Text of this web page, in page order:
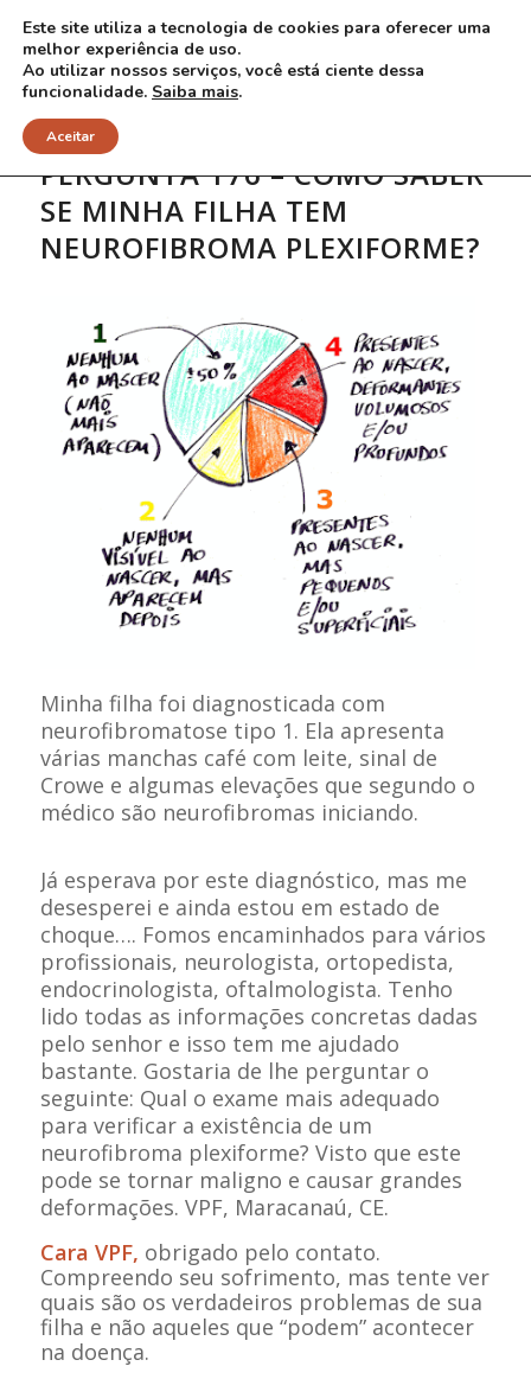
PERGUNTA 176 – COMO SABER
SE MINHA FILHA TEM
NEUROFIBROMA PLEXIFORME?
Minha filha foi diagnosticada com
neurofibromatose tipo 1. Ela apresenta
várias manchas café com leite, sinal de
Crowe e algumas elevações que segundo o
médico são neurofibromas iniciando.
Já esperava por este diagnóstico, mas me
desesperei e ainda estou em estado de
choque…. Fomos encaminhados para vários
profissionais, neurologista, ortopedista,
endocrinologista, oftalmologista. Tenho
lido todas as informações concretas dadas
pelo senhor e isso tem me ajudado
bastante. Gostaria de lhe perguntar o
seguinte: Qual o exame mais adequado
para verificar a existência de um
neurofibroma plexiforme? Visto que este
pode se tornar maligno e causar grandes
deformações. VPF, Maracanaú, CE.
Cara VPF, obrigado pelo contato.
Compreendo seu sofrimento, mas tente ver
quais são os verdadeiros problemas de sua
filha e não aqueles que “podem” acontecer
na doença.
Este site utiliza a tecnologia de cookies para oferecer uma
melhor experiência de uso.
Ao utilizar nossos serviços, você está ciente dessa
funcionalidade. Saiba mais.
Aceitar